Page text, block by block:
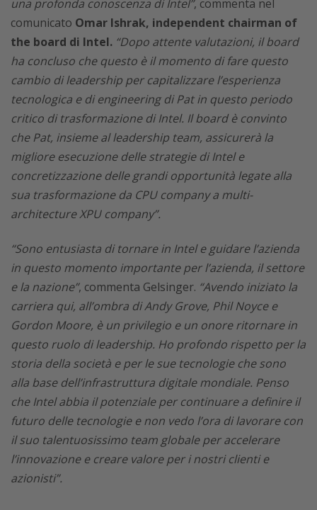
una profonda conoscenza di Intel”, commenta nel
comunicato Omar Ishrak, independent chairman of
the board di Intel. “Dopo attente valutazioni, il board
ha concluso che questo è il momento di fare questo
cambio di leadership per capitalizzare l’esperienza
tecnologica e di engineering di Pat in questo periodo
critico di trasformazione di Intel. Il board è convinto
che Pat, insieme al leadership team, assicurerà la
migliore esecuzione delle strategie di Intel e
concretizzazione delle grandi opportunità legate alla
sua trasformazione da CPU company a multi-
architecture XPU company”.
“Sono entusiasta di tornare in Intel e guidare l’azienda
in questo momento importante per l’azienda, il settore
e la nazione”, commenta Gelsinger. “Avendo iniziato la
carriera qui, all’ombra di Andy Grove, Phil Noyce e
Gordon Moore, è un privilegio e un onore ritornare in
questo ruolo di leadership. Ho profondo rispetto per la
storia della società e per le sue tecnologie che sono
alla base dell’infrastruttura digitale mondiale. Penso
che Intel abbia il potenziale per continuare a definire il
futuro delle tecnologie e non vedo l’ora di lavorare con
il suo talentuosissimo team globale per accelerare
l’innovazione e creare valore per i nostri clienti e
azionisti”.